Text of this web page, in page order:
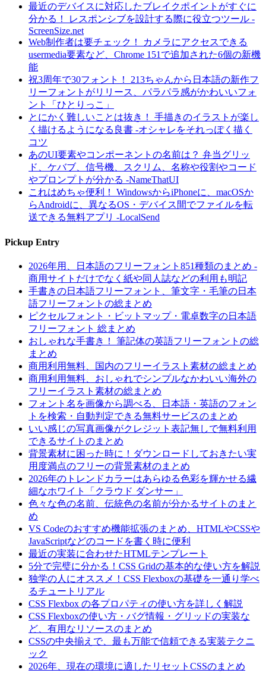
最近のデバイスに対応したブレイクポイントがすぐに
分かる！ レスポンシブを設計する際に役立つツール -
ScreenSize.net
Web制作者は要チェック！ カメラにアクセスできる
usermedia要素など、Chrome 151で追加された6個の新機
能
祝3周年で30フォント！ 213ちゃんから日本語の新作フ
リーフォントがリリース、パラパラ感がかわいいフォ
ント「ひとりっこ」
とにかく難しいことは抜き！ 手描きのイラストが楽し
く描けるようになる良書 -オシャレをそれっぽく描く
コツ
あのUI要素やコンポーネントの名前は？ 弁当グリッ
ド、ケバブ、信号機、スクリム、名称や役割やコード
やプロンプトが分かる -NameThatUI
これはめちゃ便利！ WindowsからiPhoneに、macOSか
らAndroidに、異なるOS・デバイス間でファイルを転
送できる無料アプリ -LocalSend
Pickup Entry
2026年用、日本語のフリーフォント851種類のまとめ -
商用サイトだけでなく紙や同人誌などの利用も明記
手書きの日本語フリーフォント、筆文字・毛筆の日本
語フリーフォントの総まとめ
ピクセルフォント・ビットマップ・電卓数字の日本語
フリーフォント 総まとめ
おしゃれな手書き！ 筆記体の英語フリーフォントの総
まとめ
商用利用無料、国内のフリーイラスト素材の総まとめ
商用利用無料、おしゃれでシンプルなかわいい海外の
フリーイラスト素材の総まとめ
フォント名を画像から調べる、日本語・英語のフォン
トを検索・自動判定できる無料サービスのまとめ
いい感じの写真画像がクレジット表記無しで無料利用
できるサイトのまとめ
背景素材に困った時に！ダウンロードしておきたい実
用度満点のフリーの背景素材のまとめ
2026年のトレンドカラーはあらゆる色彩を輝かせる繊
細なホワイト「クラウド ダンサー」
色々な色の名前、伝統色の名前が分かるサイトのまと
め
VS Codeのおすすめ機能拡張のまとめ、HTMLやCSSや
JavaScriptなどのコードを書く時に便利
最近の実装に合わせたHTMLテンプレート
5分で完璧に分かる！CSS Gridの基本的な使い方を解説
独学の人にオススメ！CSS Flexboxの基礎を一通り学べ
るチュートリアル
CSS Flexbox の各プロパティの使い方を詳しく解説
CSS Flexboxの使い方・バグ情報・グリッドの実装な
ど、有用なリソースのまとめ
CSSの中央揃えで、最も万能で信頼できる実装テクニ
ック
2026年、現在の環境に適したリセットCSSのまとめ